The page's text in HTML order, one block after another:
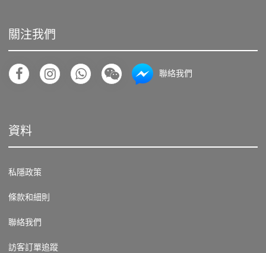
關注我們
聯絡我們
資料
私隱政策
條款和細則
聯絡我們
訪客訂單追蹤